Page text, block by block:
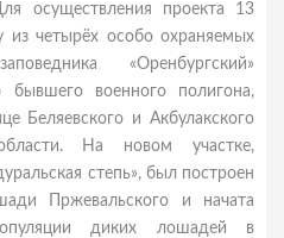
осуществления проекта 13
из четырёх особо охраняемых
«Оренбургский»
бывшего военного полигона,
Беляевского и Акбулакского
На новом участке,
степь», был построен
Пржевальского и начата
диких лошадей в